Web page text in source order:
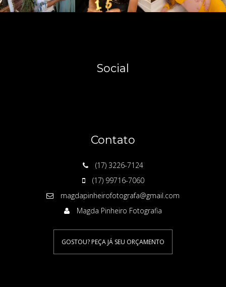
Social
Contato
(17) 3226-7124
(17) 99716-7060
magdapinheirofotografa@gmail.com
Magda Pinheiro Fotografia
GOSTOU? PEÇA JÁ SEU ORÇAMENTO